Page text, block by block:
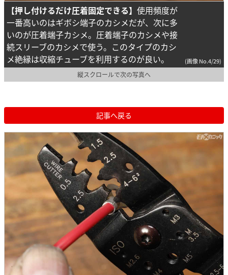
【押し付けるだけ圧着固定できる】 使用頻度が
一番高いのはギボシ端子のカシメだが、次に多
いのが圧着端子カシメ。圧着端子のカシメや接
続スリーブのカシメで使う。このタイプのカシ
メ絶縁は収縮チューブを利用するのが良い。
(画像 No.4/29)
縦スクロールで次の写真へ
記事へ戻る